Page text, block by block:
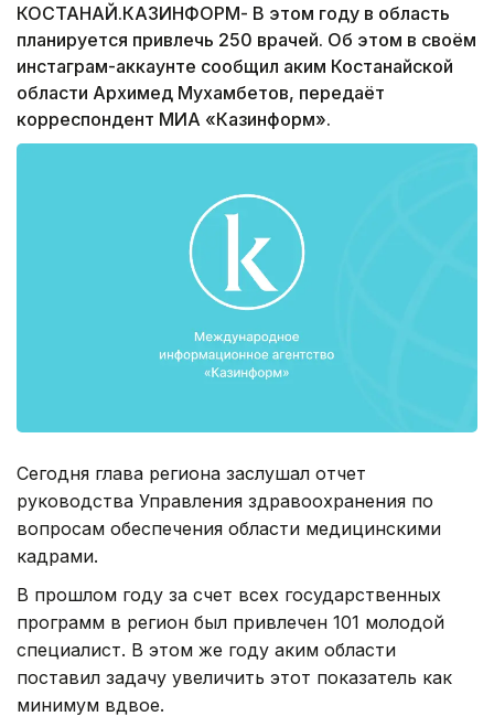
КОСТАНАЙ.КАЗИНФОРМ- В этом году в область
планируется привлечь 250 врачей. Об этом в своём
инстаграм-аккаунте сообщил аким Костанайской
области Архимед Мухамбетов, передаёт
корреспондент МИА «Казинформ».
Сегодня глава региона заслушал отчет
руководства Управления здравоохранения по
вопросам обеспечения области медицинскими
кадрами.
В прошлом году за счет всех государственных
программ в регион был привлечен 101 молодой
специалист. В этом же году аким области
поставил задачу увеличить этот показатель как
минимум вдвое.